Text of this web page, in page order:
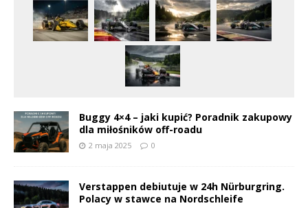
Buggy 4×4 – jaki kupić? Poradnik zakupowy
dla miłośników off-roadu
2 maja 2025 0
Verstappen debiutuje w 24h Nürburgring.
Polacy w stawce na Nordschleife